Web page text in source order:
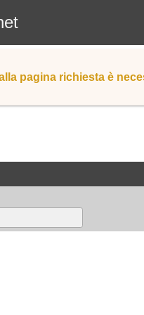
pagina richiesta è